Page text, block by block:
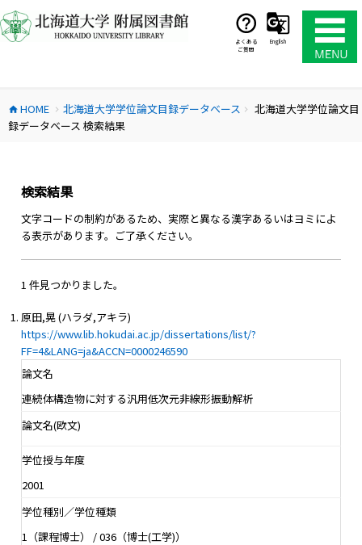
ン
テ
ス
キ
よくある
ご質問
English
home HOME chevron_right 北海道大学学位論文目録データベース chevron_right
北海道大学学位論文目
録データベース 検索結果
検索結果
文字コードの制約があるため、実際と異なる漢字あるいはヨミによ
る表示があります。ご了承ください。
1 件見つかりました。
原田,晃 (ハラダ,アキラ)
https://www.lib.hokudai.ac.jp/dissertations/list/?
FF=4&LANG=ja&ACCN=0000246590
論文名
連続体構造物に対する汎用低次元非線形振動解析
論文名(欧文)
学位授与年度
2001
学位種別／学位種類
1（課程博士） / 036（博士(工学)）